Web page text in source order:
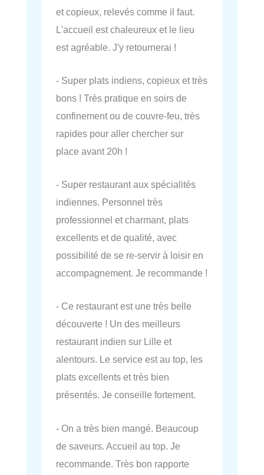
et copieux, relevés comme il faut.
L'accueil est chaleureux et le lieu
est agréable. J'y retournerai !
- Super plats indiens, copieux et très
bons ! Très pratique en soirs de
confinement ou de couvre-feu, très
rapides pour aller chercher sur
place avant 20h !
- Super restaurant aux spécialités
indiennes. Personnel très
professionnel et charmant, plats
excellents et de qualité, avec
possibilité de se re-servir à loisir en
accompagnement. Je recommande !
- Ce restaurant est une très belle
découverte ! Un des meilleurs
restaurant indien sur Lille et
alentours. Le service est au top, les
plats excellents et très bien
présentés. Je conseille fortement.
- On a très bien mangé. Beaucoup
de saveurs. Accueil au top. Je
recommande. Très bon rapporte